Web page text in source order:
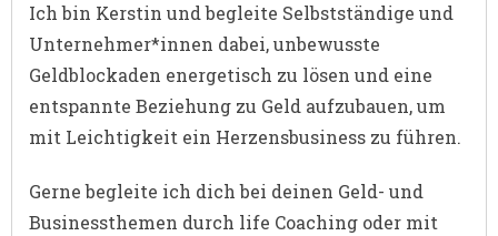
Ich bin Kerstin und begleite Selbstständige und
Unternehmer*innen dabei, unbewusste
Geldblockaden energetisch zu lösen und eine
entspannte Beziehung zu Geld aufzubauen, um
mit Leichtigkeit ein Herzensbusiness zu führen.
Gerne begleite ich dich bei deinen Geld- und
Businessthemen durch life Coaching oder mit